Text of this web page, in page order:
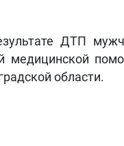
ДТП
медицинской
области.